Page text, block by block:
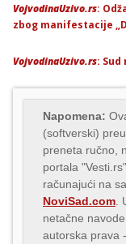
VojvodinaUzivo.rs:
zbog manifestacije
VojvodinaUzivo.rs:
Napomena:
(softverski)
preneta ručno,
portala
računajući na
NoviSad.com
netačne
autorska prava